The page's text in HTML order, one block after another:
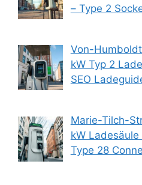
– Type 2
Von-
kW Typ 2
SEO
Marie-Tilch-
kW
Type 28